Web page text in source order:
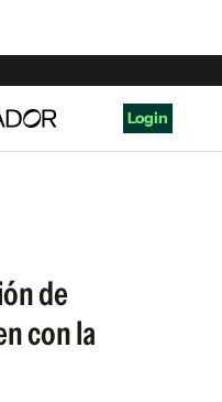
Login
de
con la